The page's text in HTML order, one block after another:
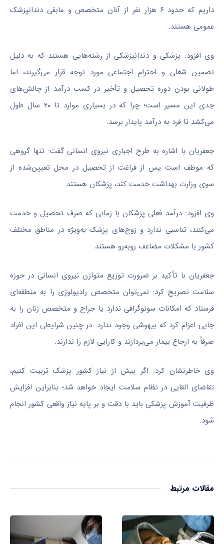
داریم که حدود ۶ هزار نفر از آنان متخصص و مابقی دندانپزشک
عمومی هستند.
وی افزود: پزشکی و دندانپزشکی از رشته‌هایی هستند که به دلیل
تضمین شغلی و احترام اجتماعی مورد توجه قرار می‌گیرند، اما
طولانی بودن دوره تحصیل و تأخیر در کسب درآمد از چالش‌های
جدی این مسیر است؛ چرا که در بسیاری موارد تا ۲۰ سال طول
می‌کشد تا فرد به درآمد پایدار برسد.
جعفریان با اشاره به طرح اجباری نیروی انسانی گفت: تنها گروهی
که موظف است پس از فراغت از تحصیل در محل تعیین‌شده از
سوی وزارت بهداشت خدمت کند، پزشکان هستند.
وی افزود: درآمد فعلی پزشکان با زمانی که صرف تحصیل و خدمت
می‌کنند، تناسبی ندارد و زوج‌های پزشک به‌ویژه در مناطق مختلف
کشور با مشکلات مضاعف روبه‌رو هستند.
جعفریان با تأکید بر ضرورت توزیع متوازن نیروی انسانی در حوزه
سلامت تصریح کرد: نمی‌توان متخصص رادیولوژی را به منطقه‌ای
فرستاد که امکانات سونوگرافی ندارد یا جراح و متخصص زنان را به
جایی اعزام کرد که بیهوشی وجود ندارد. در چنین شرایطی این افراد
صرفاً به ارجاع بیمار می‌پردازند و کارایی لازم را ندارند.
وی خاطرنشان کرد: اگر بیش از نیاز کشور پزشک تربیت کنیم،
تقاضای القایی در نظام سلامت ایجاد خواهد شد؛ بنابراین افزایش
ظرفیت آموزش پزشکی باید با دقت و بر پایه نیاز واقعی کشور انجام
شود.
مقالات مرتبط